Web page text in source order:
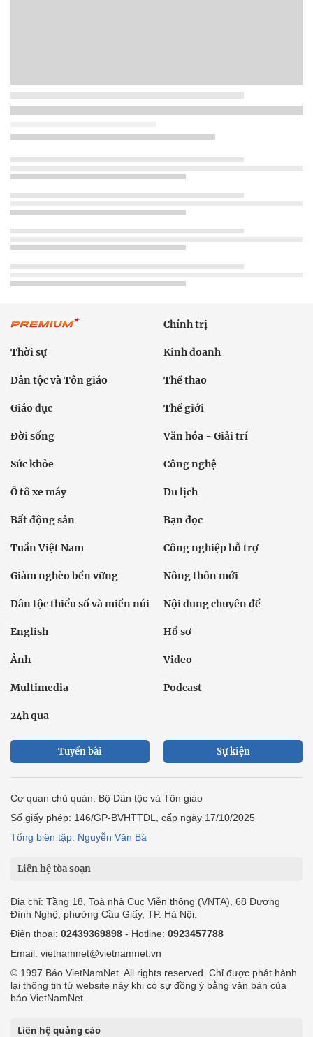
Chính trị
Thời sự Kinh doanh
Dân tộc và Tôn giáo Thể thao
Giáo dục Thế giới
Đời sống Văn hóa - Giải trí
Sức khỏe Công nghệ
Ô tô xe máy Du lịch
Bất động sản Bạn đọc
Tuần Việt Nam Công nghiệp hỗ trợ
Giảm nghèo bền vững Nông thôn mới
Dân tộc thiểu số và miền núi Nội dung chuyên đề
English Hồ sơ
Ảnh Video
Multimedia Podcast
24h qua
Tuyến bài Sự kiện
Cơ quan chủ quản: Bộ Dân tộc và Tôn giáo
Số giấy phép: 146/GP-BVHTTDL, cấp ngày 17/10/2025
Tổng biên tập: Nguyễn Văn Bá
Liên hệ tòa soạn
Địa chỉ: Tầng 18, Toà nhà Cục Viễn thông (VNTA), 68 Dương
Đình Nghệ, phường Cầu Giấy, TP. Hà Nội.
Điện thoại: 02439369898 - Hotline: 0923457788
Email: vietnamnet@vietnamnet.vn
© 1997 Báo VietNamNet. All rights reserved. Chỉ được phát hành
lại thông tin từ website này khi có sự đồng ý bằng văn bản của
báo VietNamNet.
Liên hệ quảng cáo